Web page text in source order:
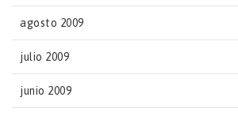
agosto 2009
julio 2009
junio 2009